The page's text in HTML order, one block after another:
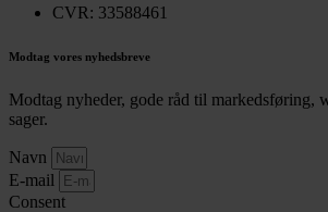
CVR: 33588461
Modtag vores nyhedsbreve
Modtag nyheder, gode råd til markedsføring,
sager.
Navn
E-mail
Consent